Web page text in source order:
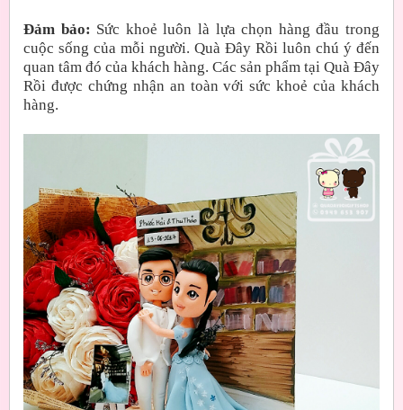
Đảm bảo: Sức khoẻ luôn là lựa chọn hàng đầu trong
cuộc sống của mỗi người. Quà Đây Rồi luôn chú ý đến
quan tâm đó của khách hàng. Các sản phẩm tại Quà Đây
Rồi được chứng nhận an toàn với sức khoẻ của khách
hàng.